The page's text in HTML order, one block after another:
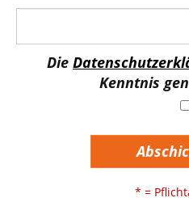
Die
Kenntnis
* =